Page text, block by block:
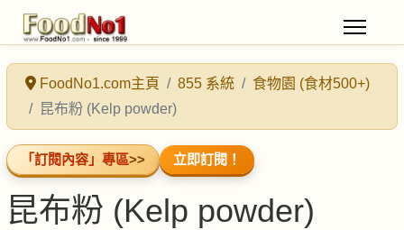
FoodNo1.com主頁 855 系統
食物園 (食材500+)
昆布粉 (Kelp powder)
「訂閱內容」專區>> 立即訂閱！
昆布粉 (Kelp powder)